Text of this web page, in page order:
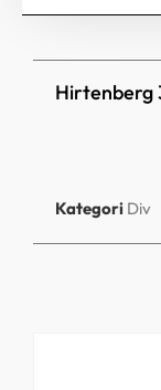
Hirtenberg
Kategori Div